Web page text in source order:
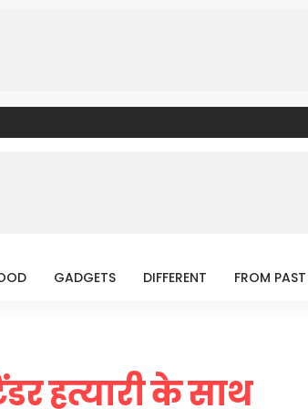
GADGETS DIFFERENT FROM PAST
हत्यारी के साथ